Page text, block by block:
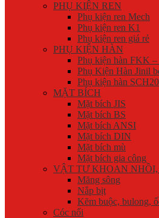
PHỤ KIỆN REN
Phụ kiện ren Mech
Phụ kiện ren K1
Phụ kiện ren giá rẻ
PHỤ KIỆN HÀN
Phụ kiện hàn FKK –
Phụ Kiện Hàn Jinil
Phụ kiện hàn
MẶT BÍCH
Mặt bích JIS
Mặt bích BS
Mặt bích ANSI
Mặt bích DIN
Mặt bích mù
Mặt bích gia công
VẬT TƯ KHOAN
Măng sông
Nắp bịt
Kẽm buộc, bulong,
Cóc nối